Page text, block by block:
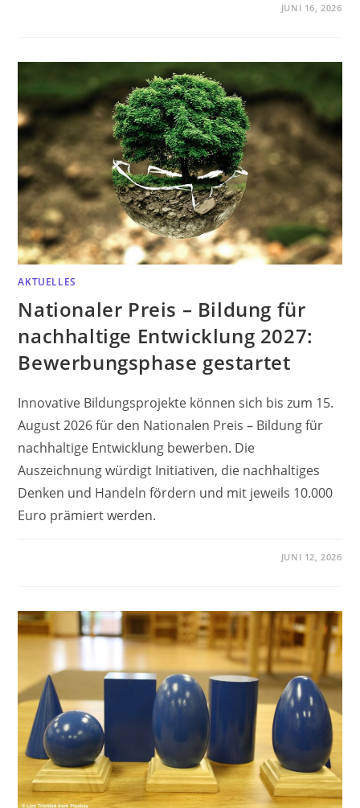
JUNI 16, 2026
AKTUELLES
Nationaler Preis – Bildung für
nachhaltige Entwicklung 2027:
Bewerbungsphase gestartet
Innovative Bildungsprojekte können sich bis zum 15.
August 2026 für den Nationalen Preis – Bildung für
nachhaltige Entwicklung bewerben. Die
Auszeichnung würdigt Initiativen, die nachhaltiges
Denken und Handeln fördern und mit jeweils 10.000
Euro prämiert werden.
JUNI 12, 2026